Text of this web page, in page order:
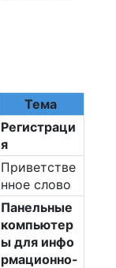
Тема
Регистраци
я
Приветстве
нное слово
Панельные
компьютер
ы для инфо
рмационно-